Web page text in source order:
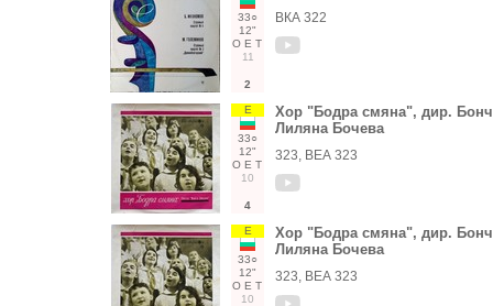
33○
12"
О Е Т
11
2
ВКА 322
Е
33○
12"
О Е Т
10
4
Хор "Бодра смяна", дир.
Лиляна Бочева
323, ВЕА 323
Е
33○
12"
О Е Т
10
Хор "Бодра смяна", дир.
Лиляна Бочева
323, ВЕА 323